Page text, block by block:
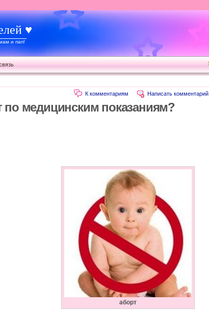
♥
и пап!
Написать комментарий
К комментариям
по медицинским показаниям?
аборт